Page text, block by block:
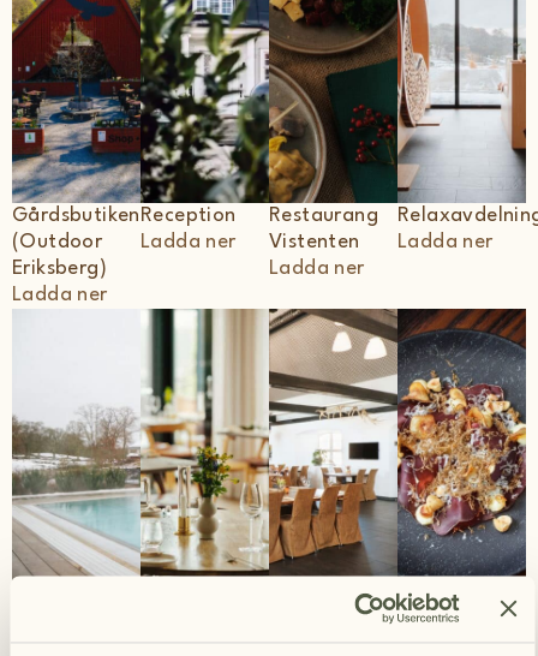
Gårdsbutiken
(Outdoor
Eriksberg)
Ladda ner
Reception
Ladda ner
Restaurang
Vistenten
Ladda ner
Ladda ner
Restaurang
Mat